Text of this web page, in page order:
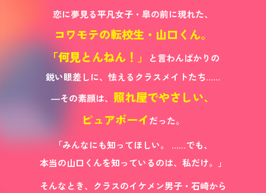
恋に夢見る平凡女子・皐の前に現れた、
コワモテの転校生・山口くん。
「何見とんねん！」
と言わんばかりの
鋭い眼差しに、怯えるクラスメイトたち……
―その素顔は、 照れ屋でやさしい、
ピュアボーイだった。
「みんなにも知ってほしい。
……でも、
本当の山口くんを知っているのは、私だけ。」
そんなとき、クラスのイケメン男子・石崎から